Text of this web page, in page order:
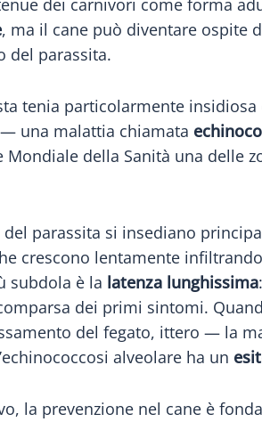
dei carnivori come forma
, ma il cane può diventare ospite
del parassita.
tenia particolarmente
una malattia chiamata
Mondiale della Sanità una delle
del parassita si insediano
crescono lentamente
subdola è la latenza lunghissima
dei primi sintomi.
del fegato, ittero — la
alveolare ha un
la prevenzione nel cane è